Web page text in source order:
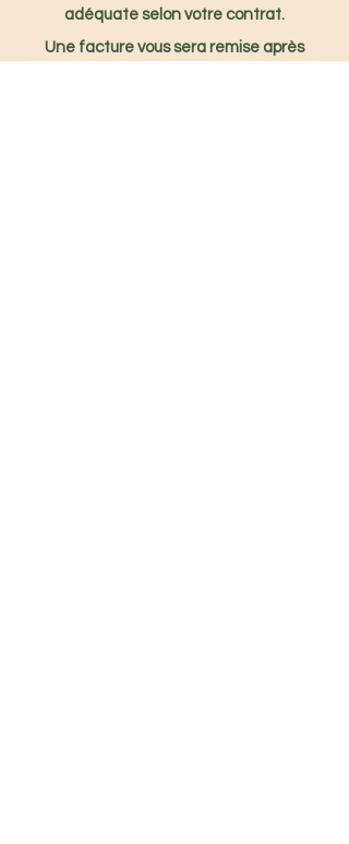
adéquate selon votre contrat.
Une facture vous sera remise après